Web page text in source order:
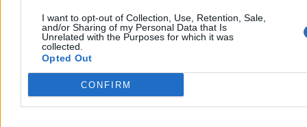
I want to opt-out of Collection, Use, Retention, Sale,
and/or Sharing of my Personal Data that Is
Unrelated with the Purposes for which it was
collected.
Opted Out
CONFIRM
Wystarczy, że otworzysz e-maila od hakerów.